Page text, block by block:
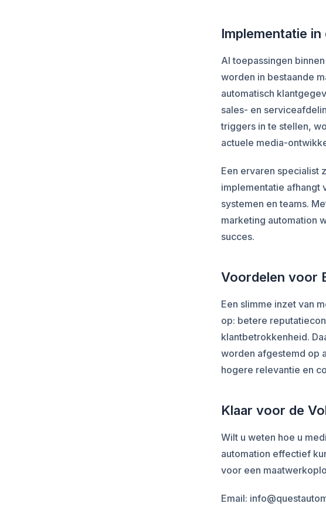
Implementatie
AI toepassingen
worden in bestaande
automatisch
sales- en
triggers in te stellen,
actuele media-
Een ervaren specialist
implementatie afhangt
systemen en teams.
marketing automation
succes.
Voordelen voor
Een slimme inzet van
op: betere
klantbetrokkenheid.
worden afgestemd op
hogere relevantie en
Klaar voor de
Wilt u weten hoe u
automation effectief
voor een
Email: